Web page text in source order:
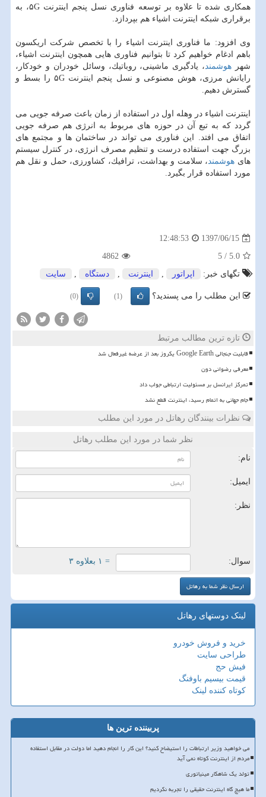
همكاری شده تا علاوه بر توسعه فناوری نسل پنجم اینترنت ۵G، به
برقراری شبكه اینترنت اشیاء هم بپردازد.
وی افزود: ما فناوری اینترنت اشیاء را با تخصص شركت اریكسون
باهم ادغام خواهیم كرد تا بتوانیم فناوری هایی همچون اینترنت اشیاء،
شهر هوشمند ، یادگیری ماشینی، روباتیك، وسائل خودران و خودكار،
رایانش مرزی، هوش مصنوعی و نسل پنجم اینترنت ۵G را بسط و
گسترش دهیم.
اینترنت اشیاء در وهله اول در استفاده از زمان باعث صرفه جویی می
گردد كه به تبع آن در حوزه های مربوط به انرژی هم صرفه جویی
اتفاق می افتد. این فناوری می تواند در ساختمان ها و مجتمع های
بزرگ جهت استفاده درست و تنظیم مصرف انرژی، در كنترل سیستم
های هوشمند ، سلامت و بهداشت، ترافیك، كشاورزی، حمل و نقل هم
مورد استفاده قرار بگیرد.
1397/06/15
12:48:53
5.0
/
5
4862
تگهای خبر:
اپراتور , اینترنت , دستگاه , سایت
این مطلب را می پسندید؟ (1)
(0)
تازه ترین مطالب مرتبط
قابلیت جنجالی Google Earth یکروز بعد از عرضه غیرفعال شد
معرفی رضوانی دون
تمرکز ایرانسل بر مسئولیت ارتباطی جواب داد
️جام جهانی به اتمام رسید، اینترنت قطع نشد
نظرات بینندگان رهاتل در مورد این مطلب
نظر شما در مورد این مطلب رهاتل
نام:
ایمیل:
نظر:
سوال: = ۱ بعلاوه ۳
لینک دوستهای رهاتل
خرید و فروش خودرو
طراحی سایت
فیش حج
قیمت بیسیم باوفنگ
کوتاه کننده لینک
پربیننده ترین ها
می خواهید وزیر ارتباطات را استیضاح کنید؟ این کار را انجام دهید اما دولت در مقابل استفاده
مردم از اینترنت کوتاه نمی آید
تولد یک شاهکار مینیاتوری
ما هیچ گاه اینترنت حقیقی را تجربه نکردیم